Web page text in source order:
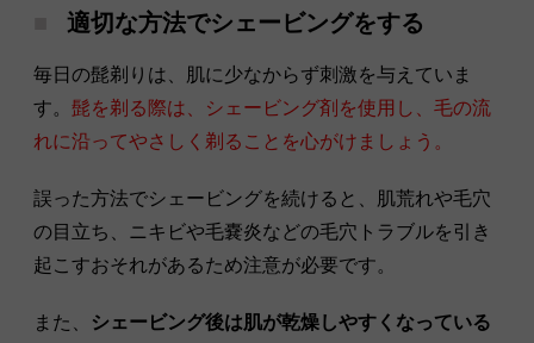
適切な方法でシェービングをする
毎日の髭剃りは、肌に少なからず刺激を与えていま
す。 髭を剃る際は、シェービング剤を使用し、毛の流
れに沿ってやさしく剃ることを心がけましょう。
誤った方法でシェービングを続けると、肌荒れや毛穴
の目立ち、ニキビや毛嚢炎などの毛穴トラブルを引き
起こすおそれがあるため注意が必要です。
また、
シェービング後は肌が乾燥しやすくなっている